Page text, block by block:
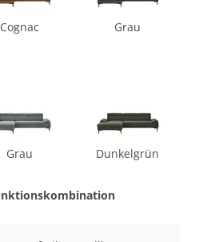
Cognac Grau
Grau Dunkelgrün